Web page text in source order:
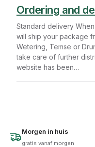
Ordering and
Standard delivery
will ship your package
Wetering, Temse or
take care of further
website has been…
Morgen in huis
gratis vanaf morgen